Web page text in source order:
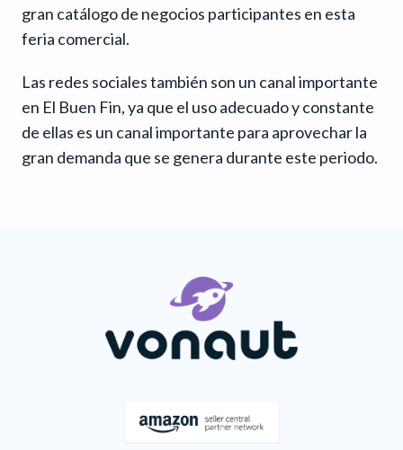
gran catálogo de negocios participantes en esta
feria comercial.
Las redes sociales también son un canal importante
en El Buen Fin, ya que el uso adecuado y constante
de ellas es un canal importante para aprovechar la
gran demanda que se genera durante este periodo.